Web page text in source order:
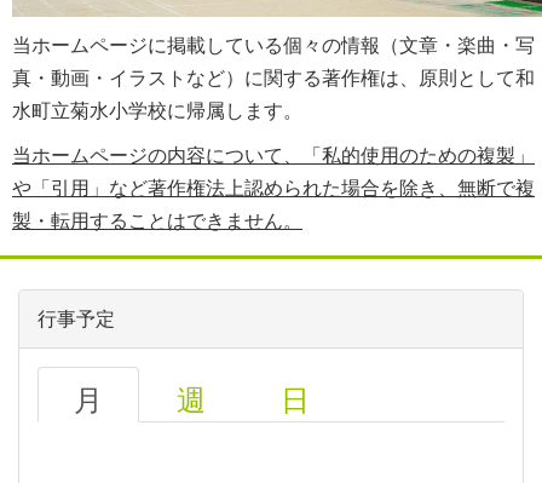
当ホームページに掲載している個々の情報（文章・楽曲・写
真・動画・イラストなど）に関する著作権は、原則として和
水町立菊水小学校に帰属します。
当ホームページの内容について、「私的使用のための複製」
や「引用」など著作権法上認められた場合を除き、無断で複
製・転用することはできません。
行事予定
月 週 日